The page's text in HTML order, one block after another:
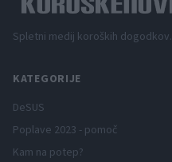
Spletni medij koroških dogodkov.
KATEGORIJE
DeSUS
Poplave 2023 - pomoč
Kam na potep?